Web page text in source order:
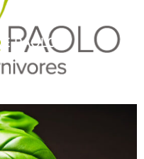
PAOLO